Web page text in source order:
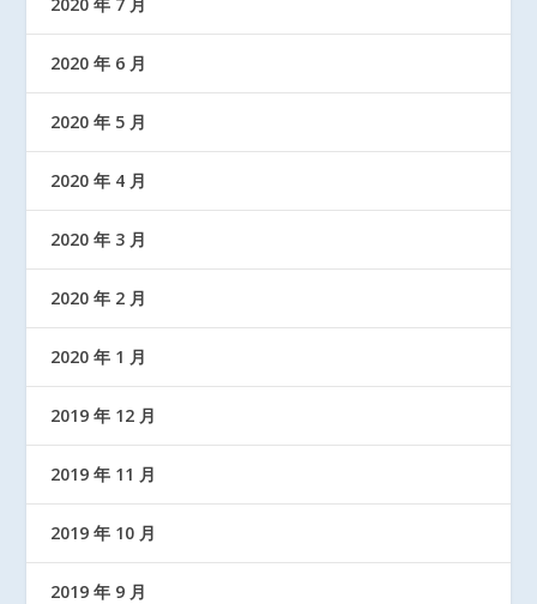
2020 年 6 月
2020 年 5 月
2020 年 4 月
2020 年 3 月
2020 年 2 月
2020 年 1 月
2019 年 12 月
2019 年 11 月
2019 年 10 月
2019 年 9 月